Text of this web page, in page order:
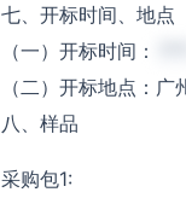
七、开标时间、地点
（一）开标时间：
（二）开标地点：
八、样品
采购包1: